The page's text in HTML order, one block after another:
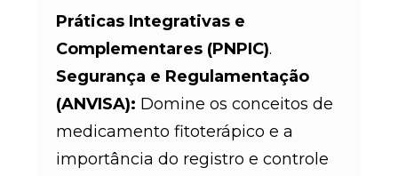
Práticas Integrativas e
Complementares (PNPIC).
Segurança e Regulamentação
(ANVISA): Domine os conceitos de
medicamento fitoterápico e a
importância do registro e controle